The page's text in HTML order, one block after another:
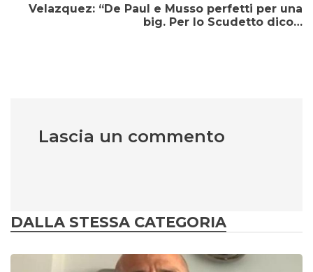
Velazquez: “De Paul e Musso perfetti per una
big. Per lo Scudetto dico…
Lascia un commento
DALLA STESSA CATEGORIA